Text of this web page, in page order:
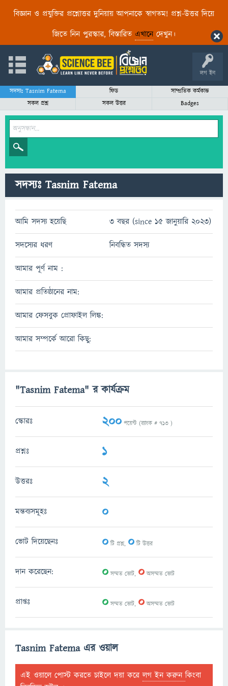
বিজ্ঞান ও প্রযুক্তির প্রশ্নোত্তর দুনিয়ায় আপনাকে স্বাগতম! প্রশ্ন-উত্তর দিয়ে
জিতে নিন পুরস্কার, বিস্তারিত এখানেদেখুন।
লগ ইন
সদস্যঃ Tasnim Fatema ফিড
সাম্প্রতিক কর্মকান্ড
সকল প্রশ্ন
সকল উত্তর Badges
সদস্যঃ Tasnim Fatema
আমি সদস্য হয়েছি 3 বছর (since 15 জানুয়ারি 2023)
সদস্যের ধরণ নিবন্ধিত সদস্য
আমার পূর্ণ নাম :
আমার প্রতিষ্ঠানের নাম:
আমার ফেসবুক প্রোফাইল লিঙ্ক:
আমার সম্পর্কে আরো কিছু:
"Tasnim Fatema" র কার্যক্রম
স্কোরঃ 200 পয়েন্ট (র‌্যাংক # 713 )
প্রশ্নঃ 1
উত্তরঃ 2
মন্তব্যসমূহঃ 0
ভোট দিয়েছেনঃ 0টি প্রশ্ন, 0টি উত্তর
দান করেছেন: 0সম্মত ভোট, 0অসম্মত ভোট
প্রাপ্তঃ 0সম্মত ভোট, 0অসম্মত ভোট
Tasnim Fatema এর ওয়াল
এই ওয়ালে পোস্ট করতে চাইলে দয়া করেলগ ইন করুনকিংবা